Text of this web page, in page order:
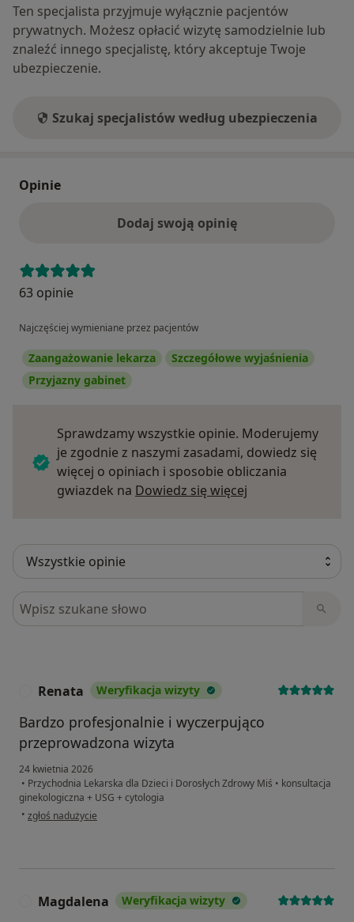
Ten specjalista przyjmuje wyłącznie pacjentów
prywatnych. Możesz opłacić wizytę samodzielnie lub
znaleźć innego specjalistę, który akceptuje Twoje
ubezpieczenie.
Szukaj specjalistów według ubezpieczenia
Opinie
Dodaj swoją opinię
63 opinie
Najczęściej wymieniane przez pacjentów
Zaangażowanie lekarza
Szczegółowe wyjaśnienia
Przyjazny gabinet
Sprawdzamy wszystkie opinie. Moderujemy
je zgodnie z naszymi zasadami, dowiedz się
więcej o opiniach i sposobie obliczania
gwiazdek na Dowiedz się więcej
Szukaj w opiniach
Renata Weryfikacja wizyty
Bardzo profesjonalnie i wyczerpująco
przeprowadzona wizyta
24 kwietnia 2026
• Przychodnia Lekarska dla Dzieci i Dorosłych Zdrowy Miś • konsultacja
ginekologiczna + USG + cytologia
• w opinii użytkownika Renata
zgłoś nadużycie
Magdalena Weryfikacja wizyty